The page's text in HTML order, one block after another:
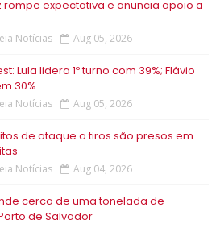
rompe expectativa e anuncia apoio a
Notícias Aug 05, 2026
Lula lidera 1º turno com 39%; Flávio
30%
Notícias Aug 05, 2026
de ataque a tiros são presos em
Notícias Aug 04, 2026
cerca de uma tonelada de
de Salvador